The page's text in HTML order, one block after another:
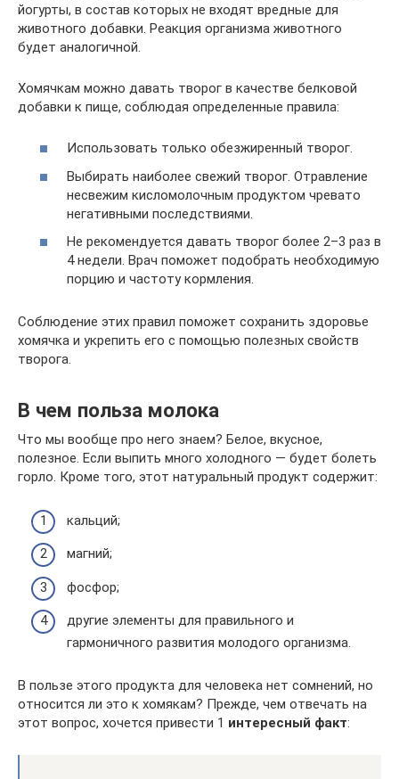
йогурты, в состав которых не входят вредные для
животного добавки. Реакция организма животного
будет аналогичной.
Хомячкам можно давать творог в качестве белковой
добавки к пище, соблюдая определенные правила:
Использовать только обезжиренный творог.
Выбирать наиболее свежий творог. Отравление
несвежим кисломолочным продуктом чревато
негативными последствиями.
Не рекомендуется давать творог более 2–3 раз в
4 недели. Врач поможет подобрать необходимую
порцию и частоту кормления.
Соблюдение этих правил поможет сохранить здоровье
хомячка и укрепить его с помощью полезных свойств
творога.
В чем польза молока
Что мы вообще про него знаем? Белое, вкусное,
полезное. Если выпить много холодного — будет болеть
горло. Кроме того, этот натуральный продукт содержит:
кальций;
магний;
фосфор;
другие элементы для правильного и
гармоничного развития молодого организма.
В пользе этого продукта для человека нет сомнений, но
относится ли это к хомякам? Прежде, чем отвечать на
этот вопрос, хочется привести 1 интересный факт: